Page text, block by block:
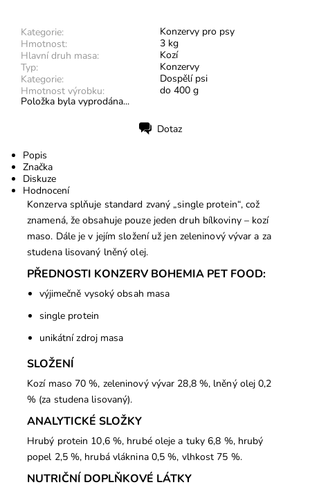
Kategorie:
Konzervy pro psy
Hmotnost:
3 kg
Hlavní druh masa:
Kozí
Typ:
Konzervy
Kategorie:
Dospělí psi
Hmotnost výrobku:
do 400 g
Položka byla vyprodána...
Dotaz
Popis
Značka
Diskuze
Hodnocení
Konzerva splňuje standard zvaný „single protein“, což
znamená, že obsahuje pouze jeden druh bílkoviny – kozí
maso. Dále je v jejím složení už jen zeleninový vývar a za
studena lisovaný lněný olej.
PŘEDNOSTI KONZERV BOHEMIA PET FOOD:
výjimečně vysoký obsah masa
single protein
unikátní zdroj masa
SLOŽENÍ
Kozí maso 70 %, zeleninový vývar 28,8 %, lněný olej 0,2
% (za studena lisovaný).
ANALYTICKÉ SLOŽKY
Hrubý protein 10,6 %, hrubé oleje a tuky 6,8 %, hrubý
popel 2,5 %, hrubá vláknina 0,5 %, vlhkost 75 %.
NUTRIČNÍ DOPLŇKOVÉ LÁTKY